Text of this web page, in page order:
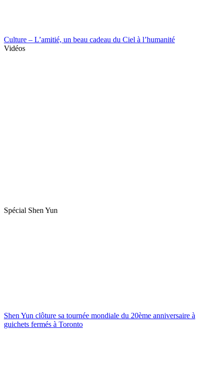
Culture – L’amitié, un beau cadeau du Ciel à l’humanité
Vidéos
Spécial Shen Yun
Shen Yun clôture sa tournée mondiale du 20ème anniversaire à
guichets fermés à Toronto